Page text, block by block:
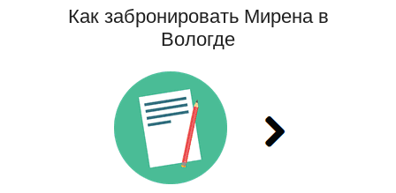
Как забронировать Мирена в
Вологде